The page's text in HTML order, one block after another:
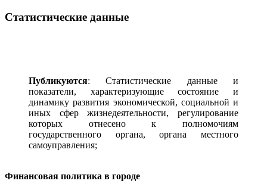
Статистические данные
Публикуются: Статистические данные и
показатели, характеризующие состояние и
динамику развития экономической, социальной и
иных сфер жизнедеятельности, регулирование
которых отнесено к полномочиям
государственного органа, органа местного
самоуправления;
Финансовая политика в городе